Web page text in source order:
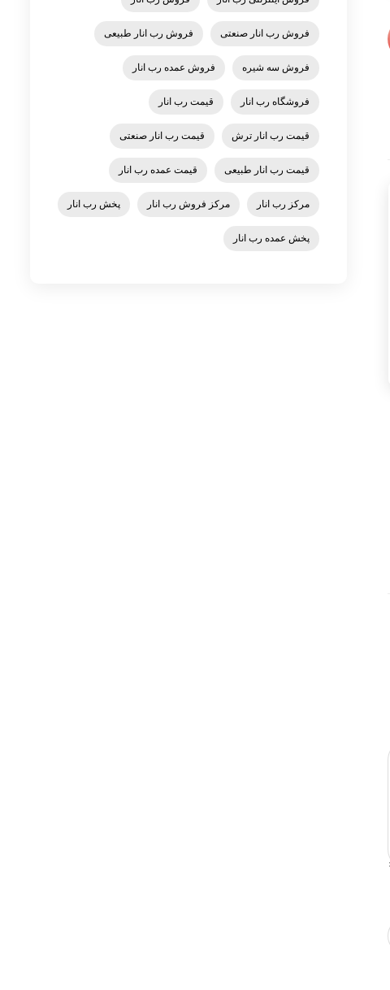
فروش رب انار صنعتی فروش رب انار طبیعی
فروش سه شیره فروش عمده رب انار
فروشگاه رب انار قیمت رب انار
قیمت رب انار ترش قیمت رب انار صنعتی
قیمت رب انار طبیعی قیمت عمده رب انار
مرکز رب انار مرکز فروش رب انار پخش رب انار
پخش عمده رب انار